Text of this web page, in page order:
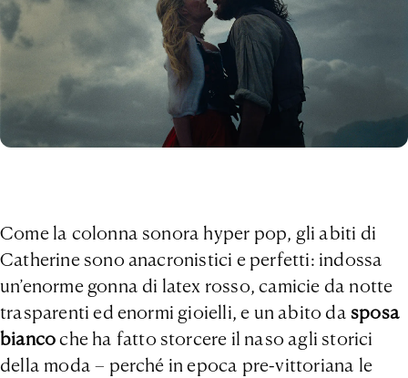
Come la colonna sonora hyper pop, gli abiti di
Catherine sono anacronistici e perfetti: indossa
un’enorme gonna di latex rosso, camicie da notte
trasparenti ed enormi gioielli, e un abito da sposa
biancoche ha fatto storcere il naso agli storici
della moda – perché in epoca pre-vittoriana le